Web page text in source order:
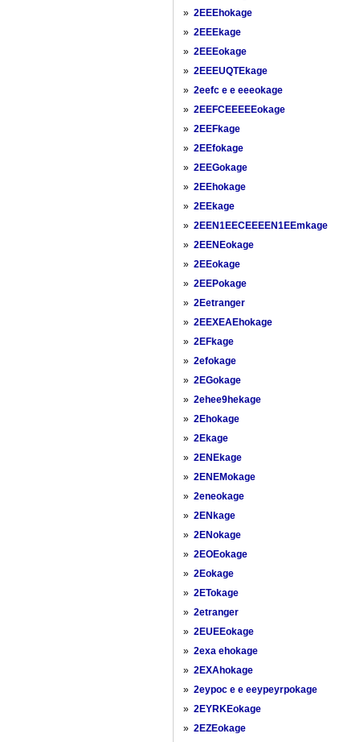
» 2EEEhokage
» 2EEEkage
» 2EEEokage
» 2EEEUQTEkage
» 2eefc e e eeeokage
» 2EEFCEEEEEokage
» 2EEFkage
» 2EEfokage
» 2EEGokage
» 2EEhokage
» 2EEkage
» 2EEN1EECEEEEN1EEmkage
» 2EENEokage
» 2EEokage
» 2EEPokage
» 2Eetranger
» 2EEXEAEhokage
» 2EFkage
» 2efokage
» 2EGokage
» 2ehee9hekage
» 2Ehokage
» 2Ekage
» 2ENEkage
» 2ENEMokage
» 2eneokage
» 2ENkage
» 2ENokage
» 2EOEokage
» 2Eokage
» 2ETokage
» 2etranger
» 2EUEEokage
» 2exa ehokage
» 2EXAhokage
» 2eypoc e e eeypeyrpokage
» 2EYRKEokage
» 2EZEokage